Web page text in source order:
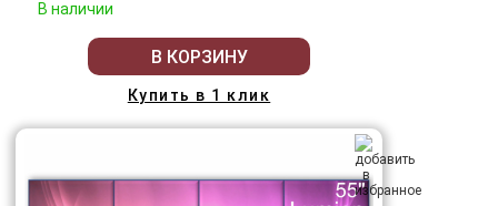
В наличии
В КОРЗИНУ
Купить в 1 клик